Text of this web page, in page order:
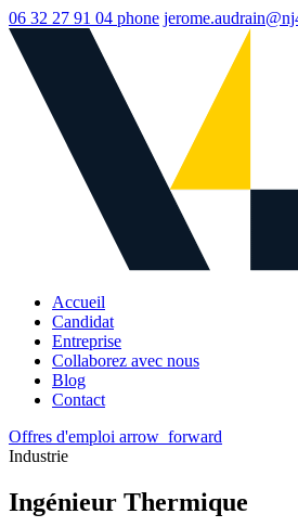
06 32 27 91 04 phone
Accueil
Candidat
Entreprise
Collaborez avec nous
Blog
Contact
Offres d'emploi arrow_forward
Industrie
Ingénieur Thermique